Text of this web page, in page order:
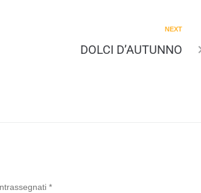
NEXT
DOLCI D’AUTUNNO
*